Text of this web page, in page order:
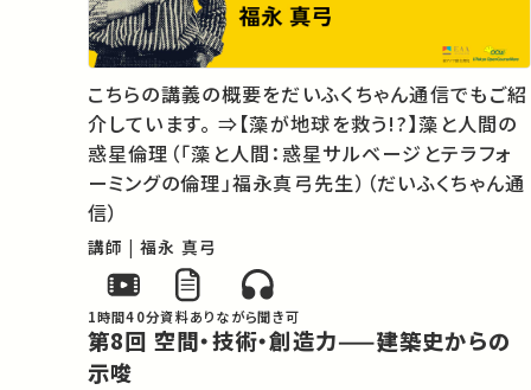
こちらの講義の概要をだいふくちゃん通信でもご紹
介しています。 ⇒【藻が地球を救う!?】藻と人間の
惑星倫理（「藻と人間：惑星サルベージとテラフォ
ーミングの倫理」福永真弓先生）（だいふくちゃん通
信）
講師 | 福永 真弓
1時間40分資料ありながら聞き可
第8回 空間・技術・創造力——建築史からの
示唆